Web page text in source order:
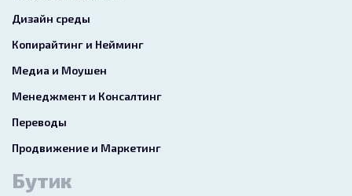
Дизайн среды
Копирайтинг и Нейминг
Медиа и Моушен
Менеджмент и Консалтинг
Переводы
Продвижение и Маркетинг
Бутик